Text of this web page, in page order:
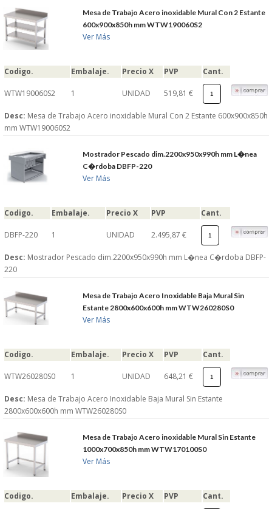
Mesa de Trabajo Acero inoxidable Mural Con 2 Estante
600x900x850h mm WTW190060S2
Ver Más
Codigo. Embalaje. Precio X PVP Cant.
WTW190060S2 1 UNIDAD 519,81 €
Desc: Mesa de Trabajo Acero inoxidable Mural Con 2 Estante 600x900x850h
mm WTW190060S2
Mostrador Pescado dim.2200x950x990h mm L�nea
C�rdoba DBFP-220
Ver Más
Codigo. Embalaje. Precio X PVP Cant.
DBFP-220 1 UNIDAD 2.495,87 €
Desc: Mostrador Pescado dim.2200x950x990h mm L�nea C�rdoba DBFP-
220
Mesa de Trabajo Acero Inoxidable Baja Mural Sin
Estante 2800x600x600h mm WTW260280S0
Ver Más
Codigo. Embalaje. Precio X PVP Cant.
WTW260280S0 1 UNIDAD 648,21 €
Desc: Mesa de Trabajo Acero Inoxidable Baja Mural Sin Estante
2800x600x600h mm WTW260280S0
Mesa de Trabajo Acero inoxidable Mural Sin Estante
1000x700x850h mm WTW170100S0
Ver Más
Codigo. Embalaje. Precio X PVP Cant.